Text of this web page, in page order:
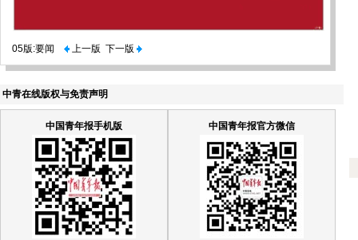
05版:要闻 上一版 下一版
中青在线版权与免责声明
中国青年报手机版 中国青年报官方微信